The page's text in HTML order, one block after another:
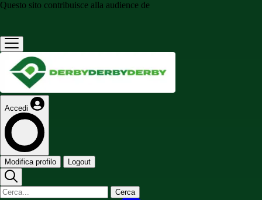
Questo sito contribuisce alla audience de
Accedi
Modifica profilo Logout
Cerca